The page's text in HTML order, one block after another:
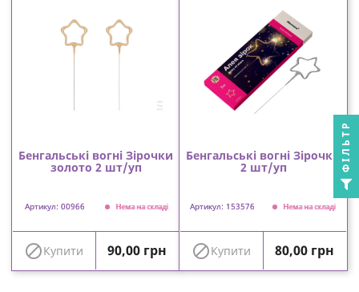
Бенгальські вогні Зірочки
золото 2 шт/уп
Артикул: 00966 Нема на складі
Купити Ціна
90,00 грн
Бенгальські вогні Зірочки
2 шт/уп
Артикул: 153576 Нема на складі
Купити Ціна
80,00 грн
ФІЛЬТР